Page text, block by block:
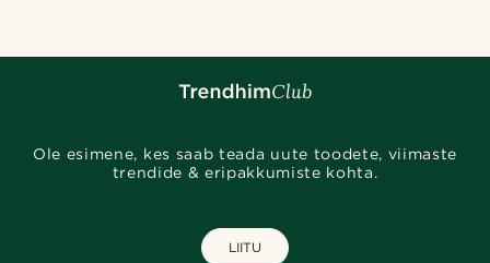
Ole esimene, kes saab teada uute toodete, viimaste
trendide & eripakkumiste kohta.
LIITU